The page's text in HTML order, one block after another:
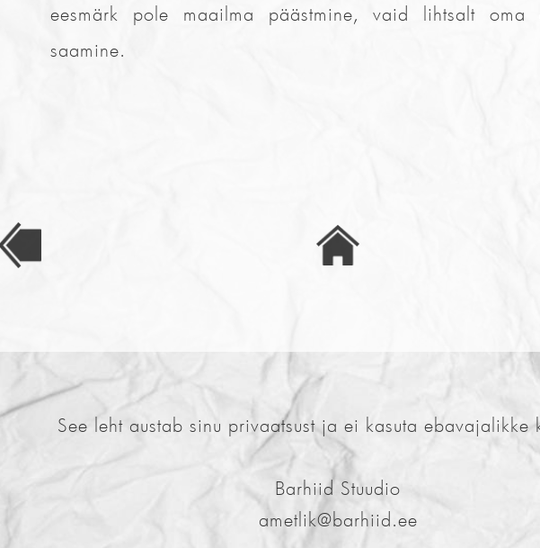
eesmärk pole maailma päästmine, vaid lihtsalt oma
saamine.
See leht austab sinu privaatsust ja ei kasuta ebavajalikke
Barhiid Stuudio
ametlik@barhiid.ee